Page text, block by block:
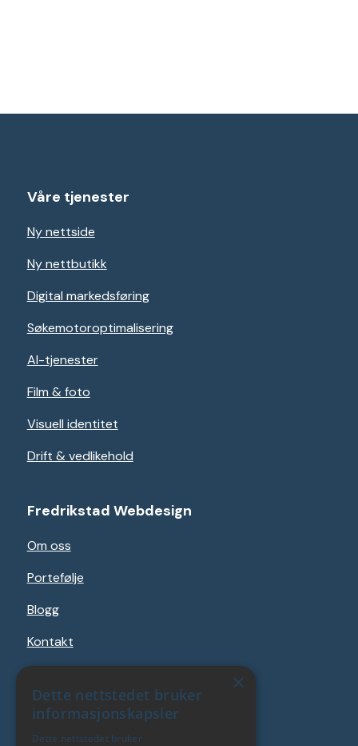
Våre tjenester
Ny nettside
Ny nettbutikk
Digital markedsføring
Søkemotoroptimalisering
AI-tjenester
Film & foto
Visuell identitet
Drift & vedlikehold
Fredrikstad Webdesign
Om oss
Portefølje
Blogg
Kontakt
Betingelser & vilkår
×
Dette nettstedet bruker
informasjonskapsler
Dette nettstedet bruker